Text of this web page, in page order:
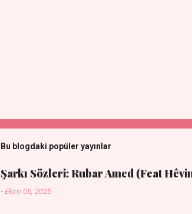
Bu blogdaki popüler yayınlar
Şarkı Sözleri: Rubar Amed (Feat
-Ekim 05, 2025